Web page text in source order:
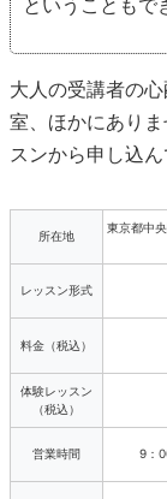
ということもで
大人の受講者の
室、ほかにあり
スンから申し込ん
所在地
東京都中
レッスン形式
料金（税込）
体験レッスン
（税込）
営業時間 9：